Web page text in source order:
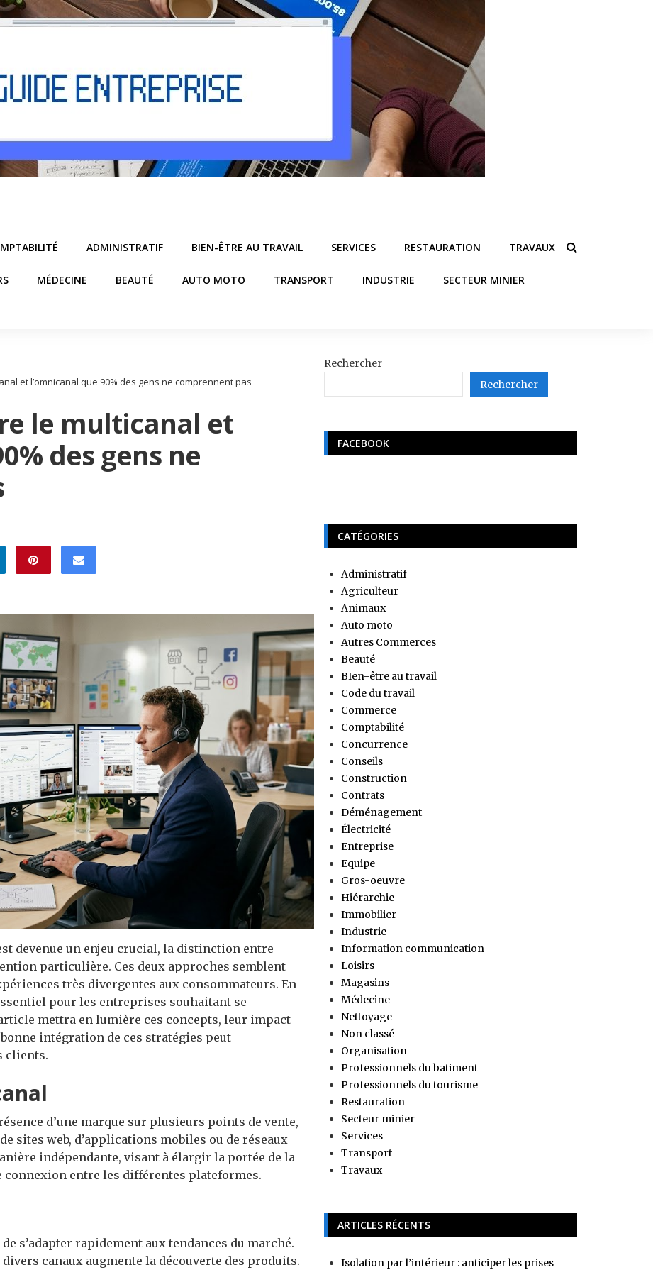
ADMINISTRATIF BIEN-ÊTRE AU TRAVAIL SERVICES RESTAURATION TRAVAUX
MÉDECINE BEAUTÉ AUTO MOTO TRANSPORT INDUSTRIE SECTEUR MINIER
et l’omnicanal que 90% des gens ne comprennent pas
le multicanal et
des gens ne
devenue un enjeu crucial, la distinction entre
particulière. Ces deux approches semblent
très divergentes aux consommateurs. En
pour les entreprises souhaitant se
mettra en lumière ces concepts, leur impact
intégration de ces stratégies peut
clients.
d’une marque sur plusieurs points de vente,
sites web, d’applications mobiles ou de réseaux
indépendante, visant à élargir la portée de la
connexion entre les différentes plateformes.
s’adapter rapidement aux tendances du marché.
divers canaux augmente la découverte des produits.
Rechercher
Rechercher
FACEBOOK
CATÉGORIES
Administratif
Agriculteur
Animaux
Auto moto
Autres Commerces
Beauté
BIen-être au travail
Code du travail
Commerce
Comptabilité
Concurrence
Conseils
Construction
Contrats
Déménagement
Électricité
Entreprise
Equipe
Gros-oeuvre
Hiérarchie
Immobilier
Industrie
Information communication
Loisirs
Magasins
Médecine
Nettoyage
Non classé
Organisation
Professionnels du batiment
Professionnels du tourisme
Restauration
Secteur minier
Services
Transport
Travaux
ARTICLES RÉCENTS
Isolation par l’intérieur : anticiper les prises